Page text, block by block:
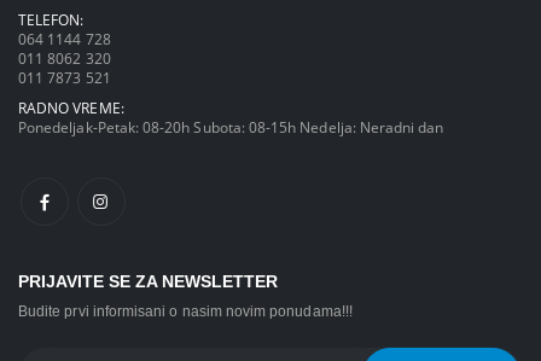
TELEFON:
064 1144 728
011 8062 320
011 7873 521
RADNO VREME:
Ponedeljak-Petak: 08-20h Subota: 08-15h Nedelja: Neradni dan
PRIJAVITE SE ZA NEWSLETTER
Budite prvi informisani o nasim novim ponudama!!!